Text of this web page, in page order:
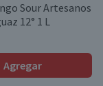
Sour Artesanos
12° 1 L
Agregar